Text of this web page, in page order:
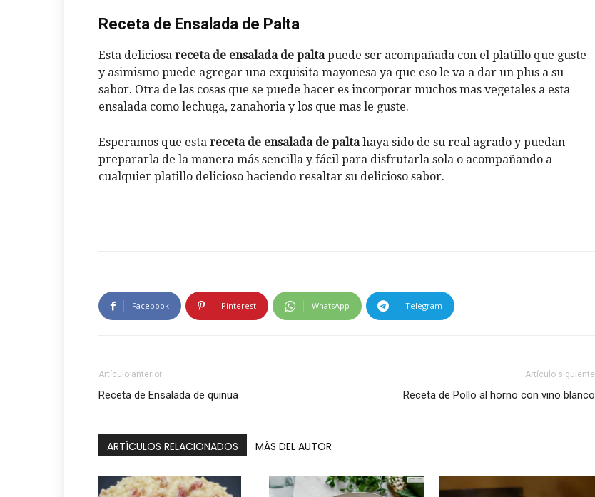
Receta de Ensalada de Palta
Esta deliciosa receta de ensalada de paltapuede ser acompañada con el platillo que guste
y asimismo puede agregar una exquisita mayonesa ya que eso le va a dar un plus a su
sabor. Otra de las cosas que se puede hacer es incorporar muchos mas vegetales a esta
ensalada como lechuga, zanahoria y los que mas le guste.
Esperamos que esta receta de ensalada de paltahaya sido de su real agrado y puedan
prepararla de la manera más sencilla y fácil para disfrutarla sola o acompañando a
cualquier platillo delicioso haciendo resaltar su delicioso sabor.
Facebook Pinterest WhatsApp Telegram
Artículo anterior
Receta de Ensalada de quinua
Artículo siguiente
Receta de Pollo al horno con vino blanco
ARTÍCULOS RELACIONADOS MÁS DEL AUTOR